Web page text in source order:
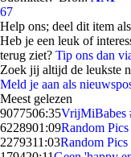
67
Help ons; deel dit item
Heb je een leuk of
terug ziet? Tip ons dan
Zoek jij altijd de leukste
Meld je aan als
Meest gelezen
9077506:35VrijMiBabes
6228901:09Random
2279311:03Random Pics